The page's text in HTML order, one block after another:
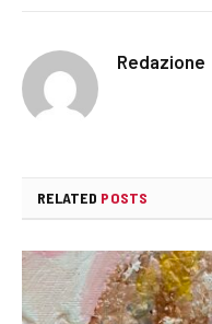
Redazione
RELATED POSTS